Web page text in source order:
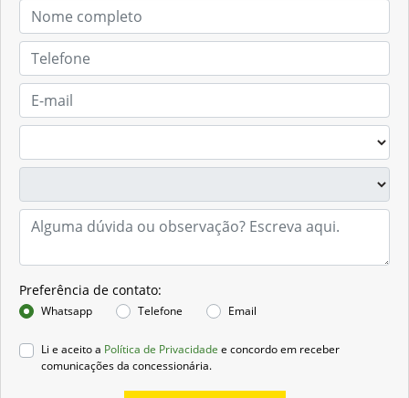
Preferência de contato:
Whatsapp Telefone Email
Li e aceito a Política de Privacidade e concordo em receber
comunicações da concessionária.